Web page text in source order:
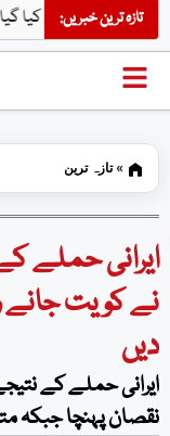
تازہ ترین خبریں:
کو قتل کیا گیا جب کہ
»تازہ ترین
ایرانی حملے
نے کویت جانے
دیں
ایرانی حملے کے
نقصان پہنچا جبکہ